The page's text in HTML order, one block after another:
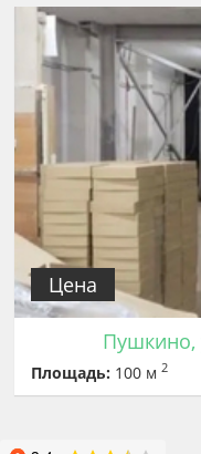
Цена
Пушкино,
Площадь: 100 м2